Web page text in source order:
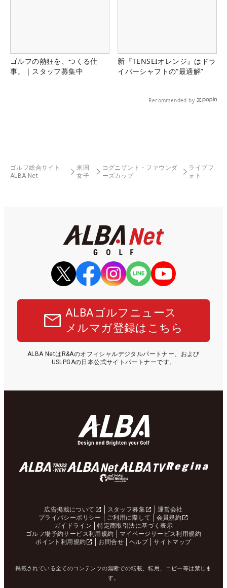
ゴルフの熱狂を、つくる仕
事。｜スタッフ募集中
新『TENSEIオレンジ』はドラ
イバーシャフトの“最適解”
Recommended by
ゴルフ総合サイト
ALBA Net
米国
女子
コグニザント・ファウンダ
ーズカップ
ライブフ
ォト
ALBAゴルフニュース
メルマガ登録はこちら
ALBA NetはR&Aのオフィシャルデジタルパートナー、および
USLPGAの日本公式サイトパートナーです。
広告掲載について スタッフ募集
運営会社
プライバシーポリシー
ご利用に際して
会員規約
ガイドライン
特定商取引法に基づく表示
ゴルフ場予約サービス利用規約
マイページサービス利用規約
ポイント利用規約
お問合せ ヘルプ サイトマップ
掲載されている全てのコンテンツの無断での転載、転用、コピー等は禁じま
す。